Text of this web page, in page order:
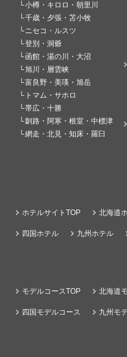
小樽・キロロ・朝里川
千歳・夕張・苫小牧
ニセコ・ルスツ
登別・洞爺
函館・湯の川・大沼
旭川・層雲峡
富良野・美瑛・旭岳
トマム・サホロ
帯広・十勝
釧路・阿寒・根室・中標津
網走・北見・知床・羅臼
ホテルサイトTOP 北海道
四国ホテル 九州ホテル
モデルコースTOP 北海道
四国モデルコース 九州モ